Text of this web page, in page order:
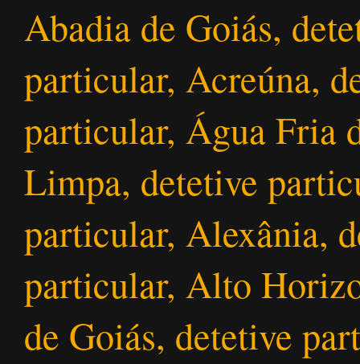
Abadia de Goiás,
particular, Acreúna,
particular, Água Fria
Limpa, detetive
particular, Alexânia,
particular, Alto
de Goiás, detetive